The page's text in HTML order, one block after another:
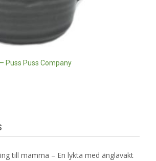
Puss Puss Company
till mamma – En lykta med änglavakt